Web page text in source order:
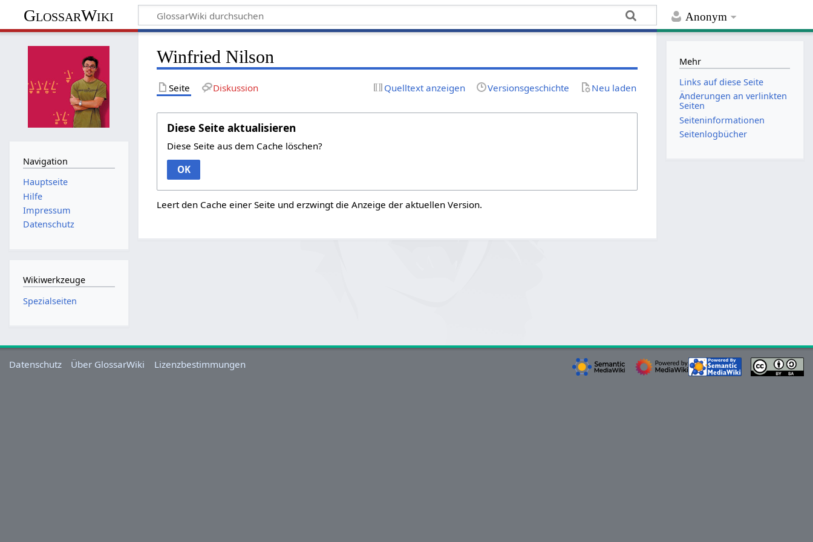
Anonym
GlossarWiki
Winfried Nilson
Seite Diskussion Quelltext anzeigen Versionsgeschichte Neu laden
Diese Seite aktualisieren
Diese Seite aus dem Cache löschen?
OK
Leert den Cache einer Seite und erzwingt die Anzeige der aktuellen Version.
Navigation
Hauptseite
Hilfe
Impressum
Datenschutz
Wikiwerkzeuge
Spezialseiten
Mehr
Links auf diese Seite
Änderungen an verlinkten
Seiten
Seiten­­informationen
Seitenlogbücher
Datenschutz Über GlossarWiki Lizenzbestimmungen